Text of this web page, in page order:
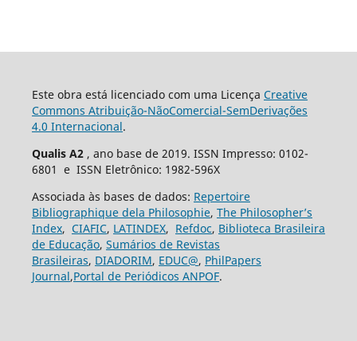
Este obra está licenciado com uma Licença Creative
Commons Atribuição-NãoComercial-SemDerivações
4.0 Internacional.
Qualis A2 , ano base de 2019. ISSN Impresso: 0102-
6801 e ISSN Eletrônico: 1982-596X
Associada às bases de dados: Repertoire
Bibliographique dela Philosophie, The Philosopher’s
Index, CIAFIC, LATINDEX, Refdoc, Biblioteca Brasileira
de Educação, Sumários de Revistas
Brasileiras, DIADORIM, EDUC@, PhilPapers
Journal,Portal de Periódicos ANPOF.